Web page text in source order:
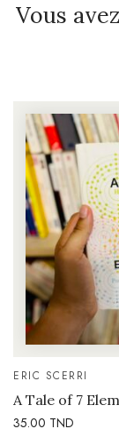
Vous
ERIC SCERRI
A Tale of 7
35.00 TND